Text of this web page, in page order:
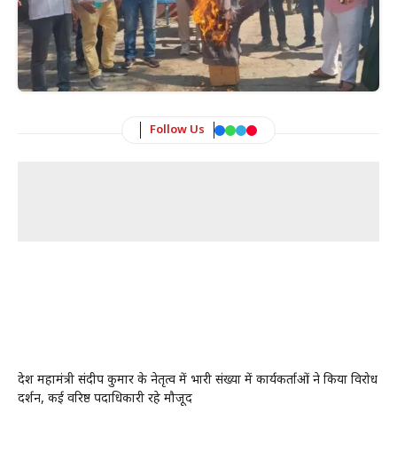
Follow Us
प्रदेश महामंत्री संदीप कुमार के नेतृत्व में भारी संख्या में कार्यकर्ताओं ने किया विरोध
प्रदर्शन, कई वरिष्ठ पदाधिकारी रहे मौजूद